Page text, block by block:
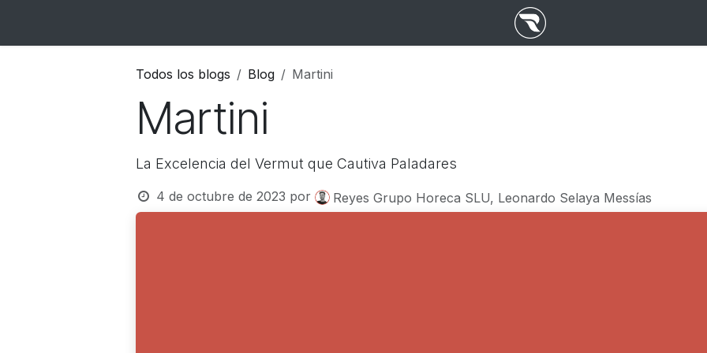
Todos los blogs Blog Martini
Martini
La Excelencia del Vermut que Cautiva Paladares
4 de octubre de 2023 por Reyes Grupo Horeca SLU, Leonardo Selaya Messías